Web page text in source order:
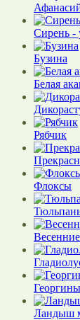
Сирень -
Бузина
Белая
Рябчик
Флоксы
Георгины
Ландыш